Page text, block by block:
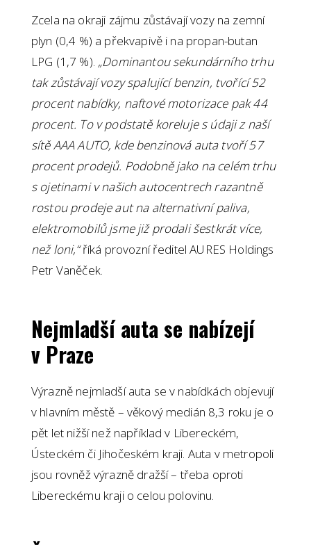
Zcela na okraji zájmu zůstávají vozy na zemní
plyn (0,4 %) a překvapivě i na propan-butan
LPG (1,7 %). „Dominantou sekundárního trhu
tak zůstávají vozy spalující benzin, tvořící 52
procent nabídky, naftové motorizace pak 44
procent. To v podstatě koreluje s údaji z naší
sítě AAA AUTO, kde benzinová auta tvoří 57
procent prodejů. Podobně jako na celém trhu
s ojetinami v našich autocentrech razantně
rostou prodeje aut na alternativní paliva,
elektromobilů jsme již prodali šestkrát více,
než loni,“říká provozní ředitel AURES Holdings
Petr Vaněček.
Nejmladší auta se nabízejí
v Praze
Výrazně nejmladší auta se v nabídkách objevují
v hlavním městě – věkový medián 8,3 roku je o
pět let nižší než například v Libereckém,
Ústeckém či Jihočeském kraji. Auta v metropoli
jsou rovněž výrazně dražší – třeba oproti
Libereckému kraji o celou polovinu.